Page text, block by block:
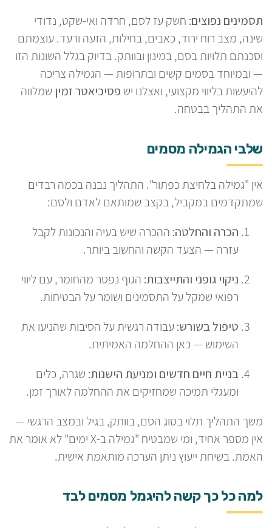
תסמינים נפוצים: חשק עז לסם, חרדה ואי-שקט, נדודי
שינה, מצב רוח ירוד, כאבים, בחילות, הזעה ורעד. עוצמתם
וסכנתם תלויות בסם, במינון ובוותק. בדיוק בגלל השונות הזו
— ובמיוחד בסמים קשים ובתרופות — הגמילה צריכה
להיעשות בליווי מקצועי, ואצלנו יש פסיכיאטר זמין שמלווה
את התהליך בבטחה.
שלבי הגמילה מסמים
אין "גמילה בלחיצת כפתור". התהליך נבנה בכמה רבדים
שמתקדמים במקביל, בקצב שמותאם לאדם ולסם:
הכרה והחלטה: ההכרה שיש בעיה והנכונות לקבל
עזרה — הצעד הקשה והחשוב ביותר.
ניקוי גופני והתייצבות: הגוף נפטר מהחומר, עם ליווי
רפואי שמקל על התסמינים ושומר על הבטיחות.
טיפול בשורש:עבודה רגשית על הסיבות שהניעו את
השימוש — כאן ההחלמה האמיתית.
בניית חיים חדשים ומניעת הישנות: שגרה, כלים
ומעגלי תמיכה שמחזיקים את ההחלמה לאורך זמן.
משך התהליך תלוי בסוג הסם, בוותק, בגיל ובמצב הרגשי —
אין מספר אחיד, ומי שמבטיח "גמילה ב-X ימים" לא אומר את
האמת. בשיחת ייעוץ ניתן הערכה מותאמת אישית.
למה כל כך קשה להיגמל מסמים לבד